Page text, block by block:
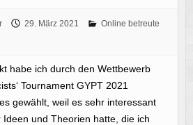
29. März 2021
Online betreute
habe ich durch den Wettbewerb
Tournament GYPT 2021
gewählt, weil es sehr interessant
und Theorien hatte, die ich